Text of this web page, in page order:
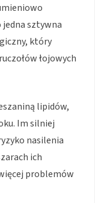
jedna sztywna
który
łojowych
lipidów,
Im silniej
nasilenia
ich
problemów